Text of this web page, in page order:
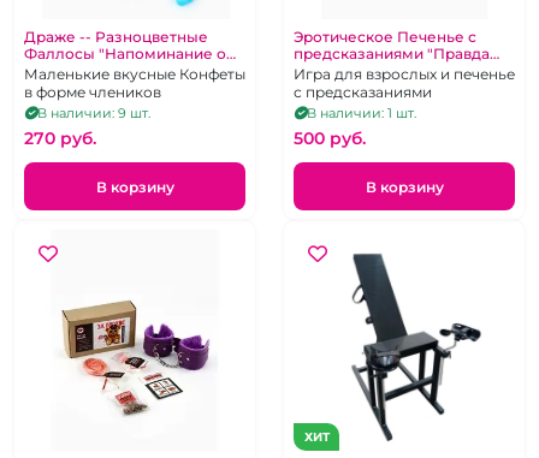
Драже -- Разноцветные
Фаллосы "Напоминание о
бывшем"
Маленькие вкусные Конфеты
в форме члеников
В наличии: 9 шт.
270 pуб.
В корзину
Эротическое Печенье с
предсказаниями "Правда
или действие"
Игра для взрослых и печенье
с предсказаниями
В наличии: 1 шт.
500 pуб.
В корзину
ХИТ